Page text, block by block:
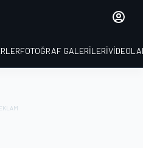
FOTOĞRAF GALERILERI